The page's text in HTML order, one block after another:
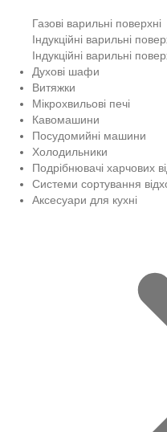
Газові варильні поверхні
Індукційні варильні
Індукційні варильні
Духові шафи
Витяжки
Мікрохвильові печі
Кавомашини
Посудомийні машини
Холодильники
Подрібнювачі харчових
Системи сортування
Аксесуари для кухні